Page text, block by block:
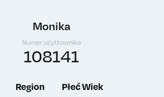
Monika
Numer użytkownika
108141
Region PłećWiek